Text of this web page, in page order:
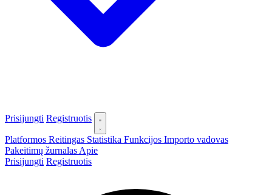
Prisijungti Registruotis
Platformos Reitingas Statistika Funkcijos Importo vadovas
Pakeitimų žurnalas Apie
Prisijungti Registruotis